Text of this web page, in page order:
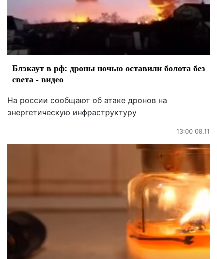
Блэкаут в рф: дроны ночью оставили болота без
света - видео
На россии сообщают об атаке дронов на
энергетическую инфраструктуру
13:00 08.11